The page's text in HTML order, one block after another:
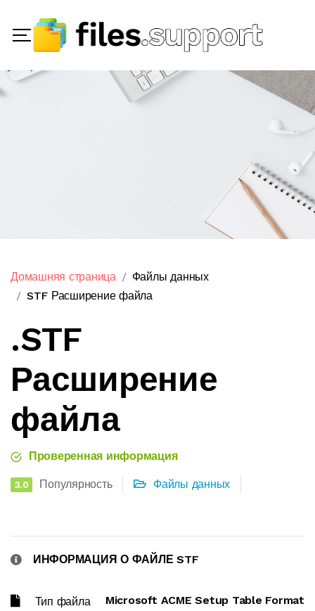
Домашняя страница
Файлы данных
STF Расширение файла
.STF
Расширение
файла
Проверенная информация
3.0 Популярность Файлы данных
ИНФОРМАЦИЯ О ФАЙЛЕ STF
Тип файла Microsoft ACME Setup Table Format